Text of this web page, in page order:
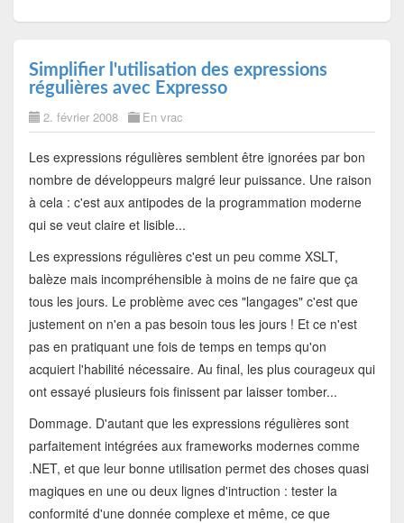
Simplifier l'utilisation des expressions
régulières avec Expresso
2. février 2008 En vrac
Les expressions régulières semblent être ignorées par bon
nombre de développeurs malgré leur puissance. Une raison
à cela : c'est aux antipodes de la programmation moderne
qui se veut claire et lisible...
Les expressions régulières c'est un peu comme XSLT,
balèze mais incompréhensible à moins de ne faire que ça
tous les jours. Le problème avec ces "langages" c'est que
justement on n'en a pas besoin tous les jours ! Et ce n'est
pas en pratiquant une fois de temps en temps qu'on
acquiert l'habilité nécessaire. Au final, les plus courageux qui
ont essayé plusieurs fois finissent par laisser tomber...
Dommage. D'autant que les expressions régulières sont
parfaitement intégrées aux frameworks modernes comme
.NET, et que leur bonne utilisation permet des choses quasi
magiques en une ou deux lignes d'intruction : tester la
conformité d'une donnée complexe et même, ce que